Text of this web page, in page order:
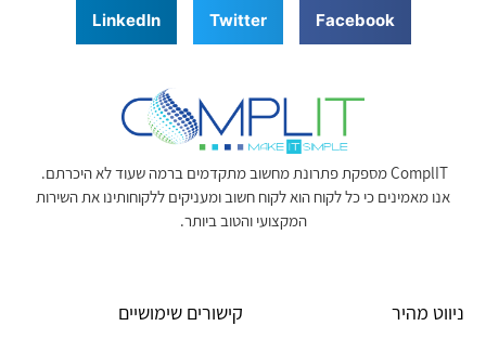
Facebook
Twitter
LinkedIn
ComplIT מספקת פתרונת מחשוב מתקדמים ברמה שעוד לא היכרתם.
אנו מאמינים כי כל לקוח הוא לקוח חשוב ומעניקים ללקוחותינו את השירות
המקצועי והטוב ביותר.
ניווט מהיר קישורים שימושיים